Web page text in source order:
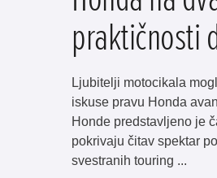
praktičnosti
Ljubitelji motocikala
iskuse pravu Honda
Honde predstavljeno je
pokrivaju čitav spektar
svestranih touring ...